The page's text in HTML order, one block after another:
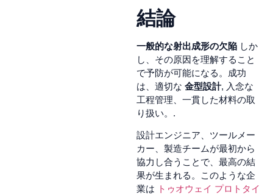
結論
一般的な射出成形の欠陥 しか
し、その原因を理解すること
で予防が可能になる。成功
は、適切な 金型設計, 入念な
工程管理、一貫した材料の取
り扱い。.
設計エンジニア、ツールメー
カー、製造チームが最初から
協力し合うことで、最高の結
果が生まれる。このような企
業は トゥオウェイ プロトタイ